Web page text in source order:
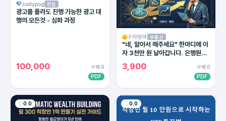
codypog 창업
광고를 몰라도 진행 가능한 광고 대
행의 모든것 - 심화 과정
100,000
구매 0
PDF
구라엉아 부동산
"네, 알아서 해주세요" 한마디에 이
자 3천만 원 날아갑니다. 은행원이
절대 말 안 해주는 대출 상환의 비밀
3,900
구매 0
PDF
0.0 0.0